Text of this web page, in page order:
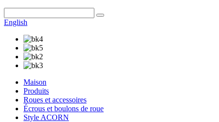
English
Maison
Produits
Roues et accessoires
Écrous et boulons de roue
Style ACORN